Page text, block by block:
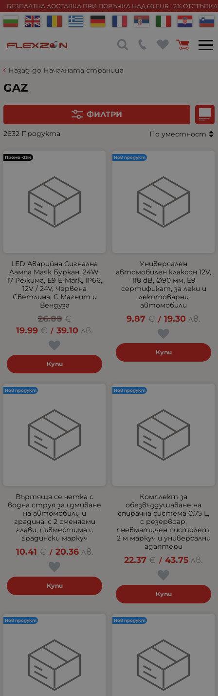
БЕЗПЛАТНА ДОСТАВКА ПРИ ПОРЪЧКА НАД 60 EUR , 2%
Назад до Началната страница
GAZ
ФИЛТРИ
2632 Продукта По уместност
LED Аварийна Сигнална
Лампа Маяк Буркан, 24W,
17 Режима, E9 E-Mark, IP66,
12V / 24V, Червена
Светлина, С Магнит и
Вендуза
26.00 €
19.99 € / 39.10 лв.
Купи
Промо -23%
Универсален
автомобилен клаксон 12V,
118 dB, Ø90 мм, E9
сертификат, за леки и
лекотоварни
автомобили
9.87 € / 19.30 лв.
Купи
Нов продукт
Въртяща се четка с
водна струя за измиване
на автомобили и
градина, с 2 сменяеми
глави, съвместима с
градински маркуч
10.41 € / 20.36 лв.
Купи
Нов продукт
Комплект за
обезвъздушаване на
спирачна система 0.75 L,
с резервоар,
пневматичен пистолет,
2 м маркуч и универсални
адаптери
22.37 € / 43.75 лв.
Купи
Нов продукт
Нов продукт Нов продукт